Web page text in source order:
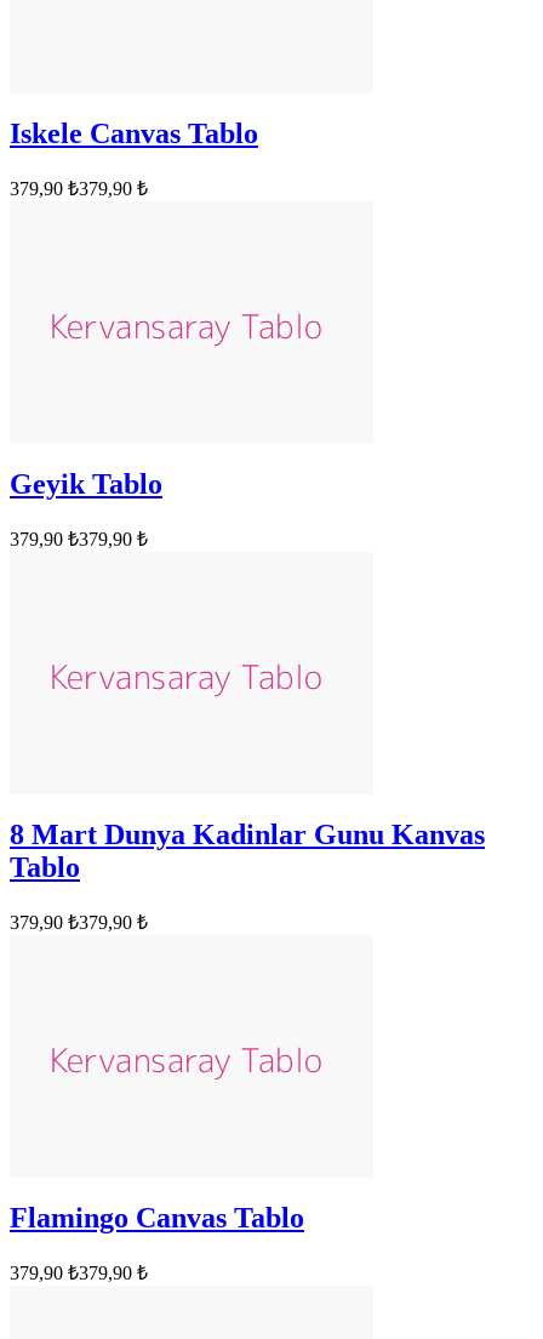
Iskele Canvas Tablo
379,90 ₺379,90 ₺
Geyik Tablo
379,90 ₺379,90 ₺
8 Mart Dunya Kadinlar Gunu Kanvas
Tablo
379,90 ₺379,90 ₺
Flamingo Canvas Tablo
379,90 ₺379,90 ₺